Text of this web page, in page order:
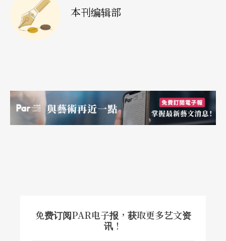
情，幕前是我记录『戏』的故事，幕后则是我记录
『演员』的故事。」
《牡丹亭》幕后的种种，演员的放松、演员的专
注，他说：「拍摄后台的部分，其实是戏曲之外，
最动人的地方，也是我观察每位演员最深刻的部
波瓦获选为联合国世界剧场日代言人
本刊编辑部
免费订阅PAR电子报，获取更多艺文资
讯！